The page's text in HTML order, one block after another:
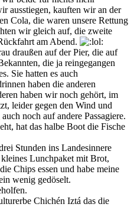
ausstiegen, kauften wir an der
Cola, die waren unsere Rettung
wir gleich auf, die zweite
am Abend.
draußen auf der Pier, die auf
die ja reingegangen
Sie hatten es auch
haben die anderen
haben wir noch gehört, im
leider gegen den Wind und
noch auf andere Passagiere.
hat das halbe Boot die Fische
Stunden ins Landesinnere
Lunchpaket mit Brot,
Chips essen und habe meine
wenig gedöselt.
Chichén Iztá das die